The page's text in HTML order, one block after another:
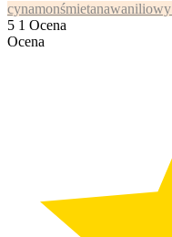
cynamonśmietanawaniliowy
5 1 Ocena
Ocena